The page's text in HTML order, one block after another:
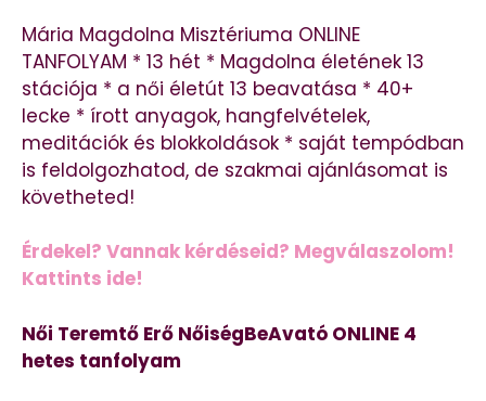
Mária Magdolna Misztériuma ONLINE
TANFOLYAM * 13 hét * Magdolna életének 13
stációja * a női életút 13 beavatása * 40+
lecke * írott anyagok, hangfelvételek,
meditációk és blokkoldások * saját tempódban
is feldolgozhatod, de szakmai ajánlásomat is
követheted!
Érdekel? Vannak kérdéseid? Megválaszolom!
Kattints ide!
Női Teremtő Erő NőiségBeAvató ONLINE 4
hetes tanfolyam